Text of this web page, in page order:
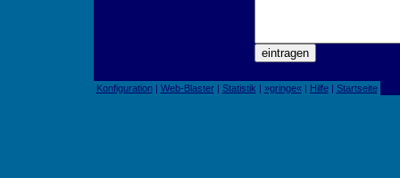
Konfiguration| Web-Blaster| Statistik | »gringe«| Hilfe| Startseite